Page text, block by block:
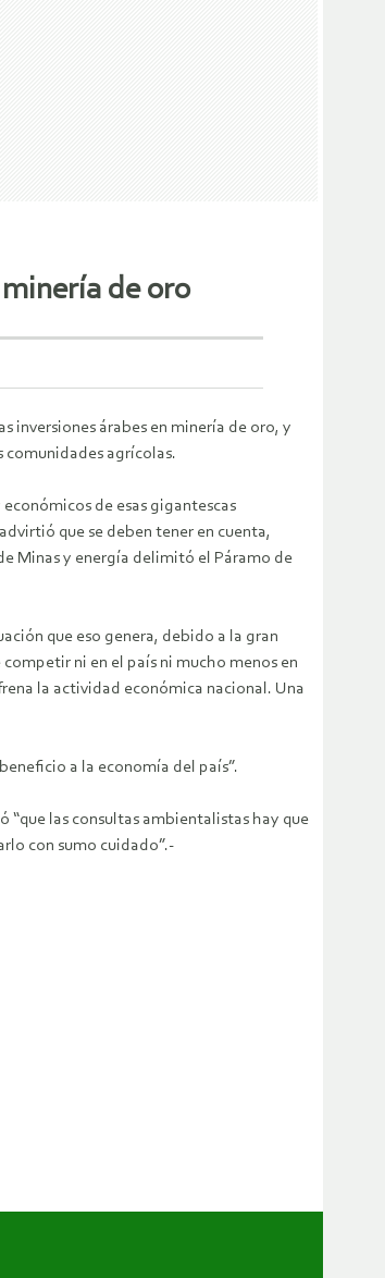
de oro
inversiones árabes en minería de oro, y
agrícolas.
de esas gigantescas
que se deben tener en cuenta,
Minas y energía delimitó el Páramo de
que eso genera, debido a la gran
ni en el país ni mucho menos en
la actividad económica nacional. Una
a la economía del país”.
las consultas ambientalistas hay que
con sumo cuidado”.-